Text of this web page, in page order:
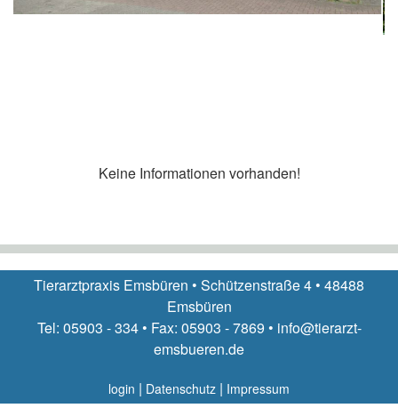
Keine Informationen vorhanden!
Tierarztpraxis Emsbüren • Schützenstraße 4 • 48488
Emsbüren
Tel: 05903 - 334 • Fax: 05903 - 7869 • info@tierarzt-
emsbueren.de
login | Datenschutz | Impressum